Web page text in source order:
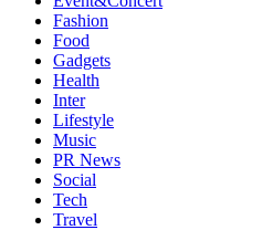
Fashion
Food
Gadgets
Health
Inter
Lifestyle
Music
PR News
Social
Tech
Travel